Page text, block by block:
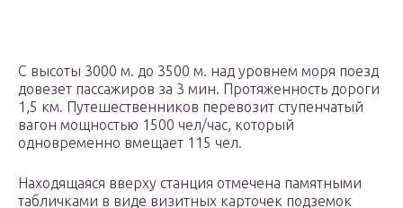
С высоты 3000 м. до 3500 м. над уровнем моря поезд
довезет пассажиров за 3 мин. Протяженность дороги
1,5 км. Путешественников перевозит ступенчатый
вагон мощностью 1500 чел/час, который
одновременно вмещает 115 чел.
Находящаяся вверху станция отмечена памятными
табличками в виде визитных карточек подземок